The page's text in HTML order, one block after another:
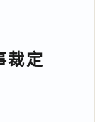
裁定